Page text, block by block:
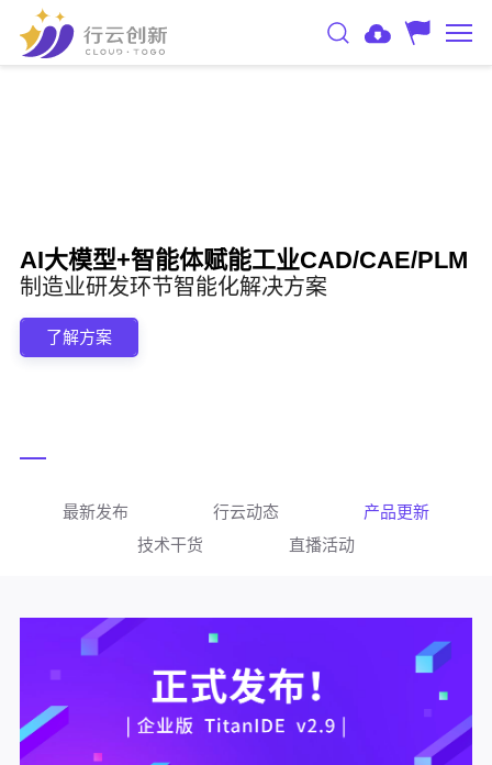
AI大模型+智能体赋能工业CAD/CAE/PLM
制造业研发环节智能化解决方案
了解方案
最新发布 行云动态
产品更新
技术干货
直播活动